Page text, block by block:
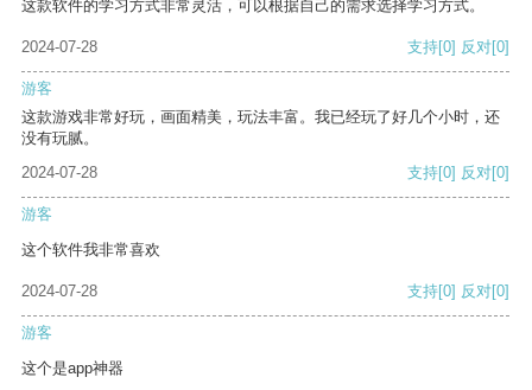
这款软件的学习方式非常灵活，可以根据自己的需求选择学习方式。
2024-07-28 支持[0] 反对[0]
游客
这款游戏非常好玩，画面精美，玩法丰富。我已经玩了好几个小时，还
没有玩腻。
2024-07-28
支持[0] 反对[0]
游客
这个软件我非常喜欢
2024-07-28 支持[0] 反对[0]
游客
这个是app神器